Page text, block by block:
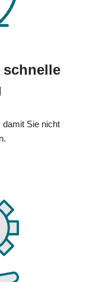
schnelle
damit Sie nicht